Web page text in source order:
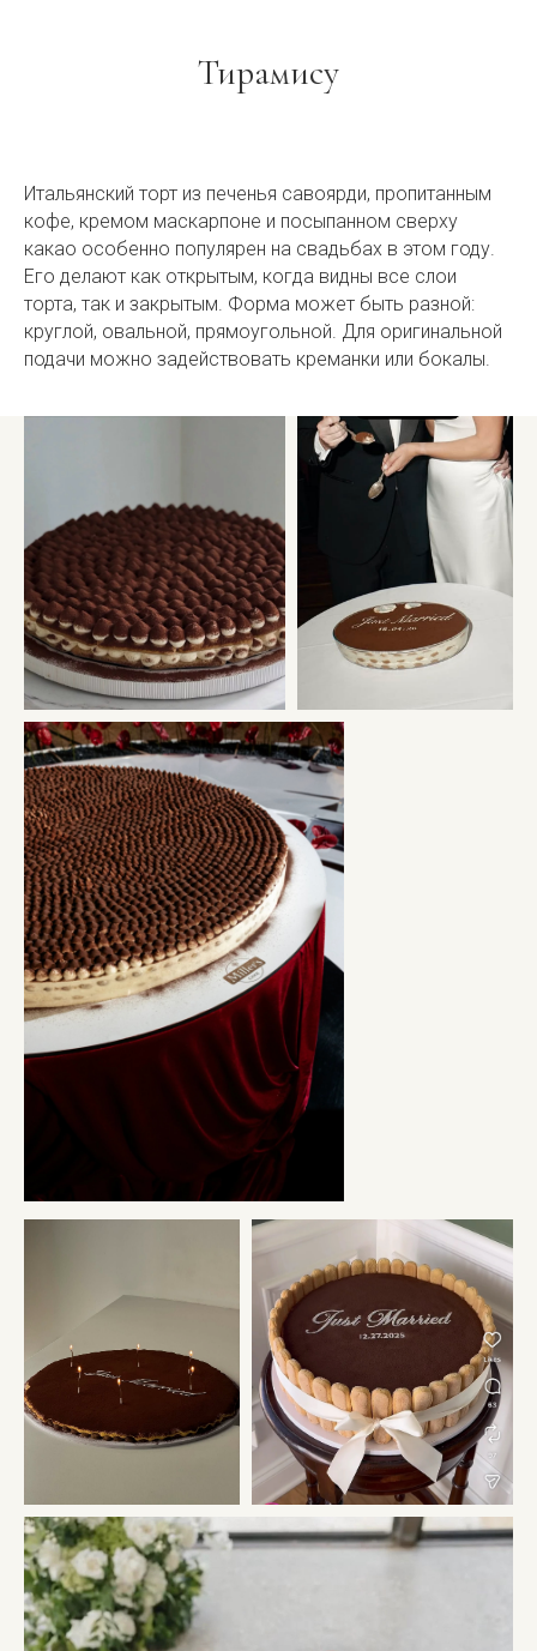
Тирамису
Итальянский торт из печенья савоярди, пропитанным
кофе, кремом маскарпоне и посыпанном сверху
какао особенно популярен на свадьбах в этом году.
Его делают как открытым, когда видны все слои
торта, так и закрытым. Форма может быть разной:
круглой, овальной, прямоугольной. Для оригинальной
подачи можно задействовать креманки или бокалы.